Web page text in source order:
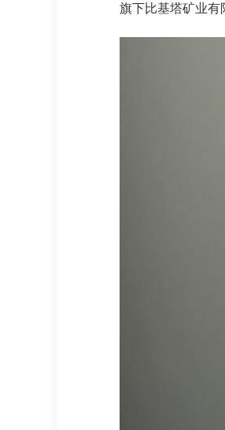
旗下比基塔矿业有